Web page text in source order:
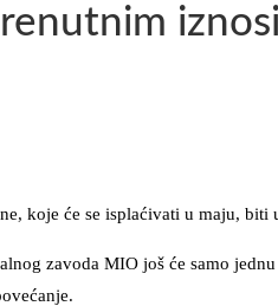
koje će se isplaćivati u maju, biti
zavoda MIO još će samo